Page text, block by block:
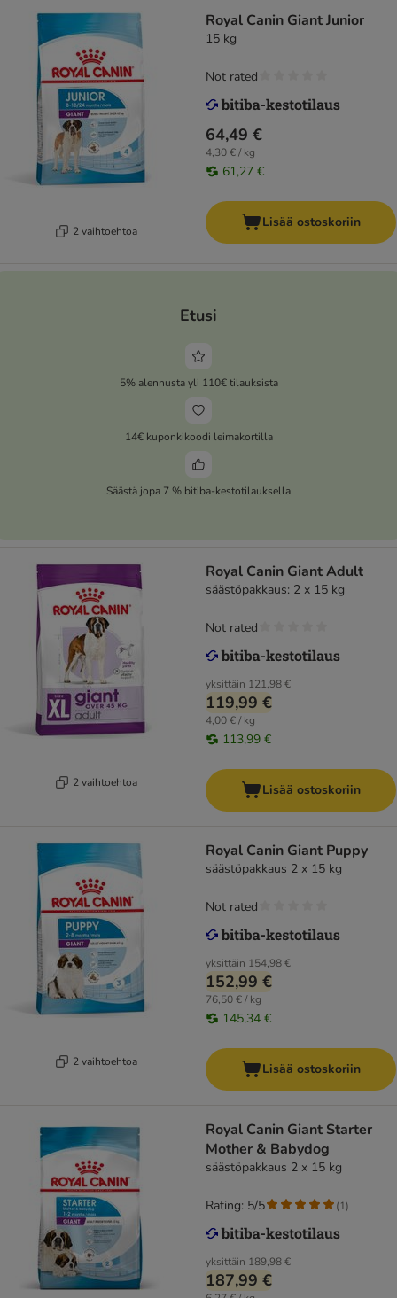
2 vaihtoehtoa
Royal Canin Giant Junior
15 kg
64,49 €
4,30 € / kg
61,27 €
Not rated
Lisää ostoskoriin
Etusi
5% alennusta yli 110€ tilauksista
14€ kuponkikoodi leimakortilla
Säästä jopa 7 % bitiba-kestotilauksella
2 vaihtoehtoa
Royal Canin Giant Adult
säästöpakkaus: 2 x 15 kg
yksittäin 121,98 €
119,99 €
4,00 € / kg
113,99 €
Not rated
Lisää ostoskoriin
2 vaihtoehtoa
Royal Canin Giant Puppy
säästöpakkaus 2 x 15 kg
yksittäin 154,98 €
152,99 €
76,50 € / kg
145,34 €
Not rated
Lisää ostoskoriin
Royal Canin Giant Starter
Mother & Babydog
säästöpakkaus 2 x 15 kg
yksittäin 189,98 €
187,99 €
Rating: 5/5 (1)